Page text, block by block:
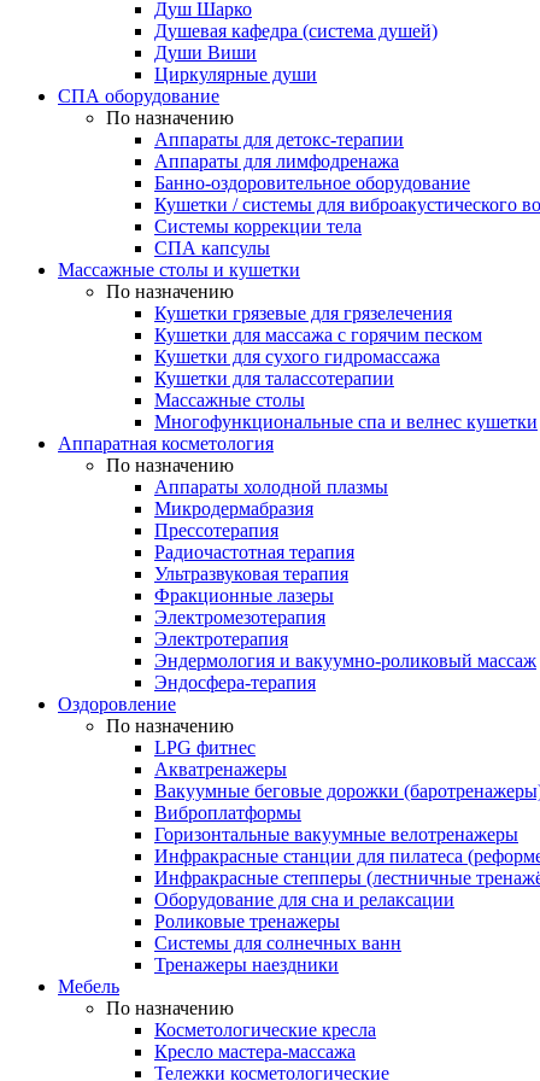
Душ Шарко
Душевая кафедра (система душей)
Души Виши
Циркулярные души
СПА оборудование
По назначению
Аппараты для детокс-терапии
Аппараты для лимфодренажа
Банно-оздоровительное оборудование
Кушетки / системы для виброакустического
Системы коррекции тела
СПА капсулы
Массажные столы и кушетки
По назначению
Кушетки грязевые для грязелечения
Кушетки для массажа с горячим песком
Кушетки для сухого гидромассажа
Кушетки для талассотерапии
Массажные столы
Многофункциональные спа и велнес кушетки
Аппаратная косметология
По назначению
Аппараты холодной плазмы
Микродермабразия
Прессотерапия
Радиочастотная терапия
Ультразвуковая терапия
Фракционные лазеры
Электромезотерапия
Электротерапия
Эндермология и вакуумно-роликовый массаж
Эндосфера-терапия
Оздоровление
По назначению
LPG фитнес
Акватренажеры
Вакуумные беговые дорожки
Виброплатформы
Горизонтальные вакуумные велотренажеры
Инфракрасные станции для пилатеса
Инфракрасные степперы (лестничные
Оборудование для сна и релаксации
Роликовые тренажеры
Системы для солнечных ванн
Тренажеры наездники
Мебель
По назначению
Косметологические кресла
Кресло мастера-массажа
Тележки косметологические